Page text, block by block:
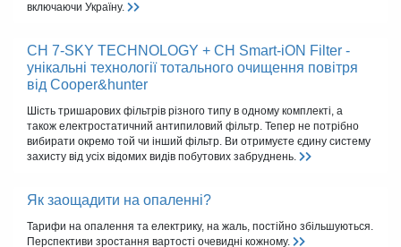
включаючи Україну.
CH 7-SKY TECHNOLOGY + CH Smart-iON Filter -
унікальні технології тотального очищення повітря
від Cooper&hunter
Шість тришарових фільтрів різного типу в одному комплекті, а
також електростатичний антипиловий фільтр. Тепер не потрібно
вибирати окремо той чи інший фільтр. Ви отримуєте єдину систему
захисту від усіх відомих видів побутових забруднень.
Як заощадити на опаленні?
Тарифи на опалення та електрику, на жаль, постійно збільшуються.
Перспективи зростання вартості очевидні кожному.